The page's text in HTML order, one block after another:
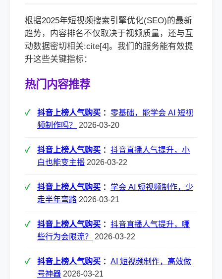
根据2025年短视频搜索引擎优化(SEO)的最新
趋势，内容排名不仅取决于视频质量，还与互
动数据密切相关:cite[4]。我们的服务能有效提
升这些关键指标：
热门内容推荐
抖音上榜人气购买 ： 零基础，能学会 AI 短视
频制作吗？
2026-03-20
抖音上榜人气购买 ： 抖音直播人气提升，小
白也能变主播 2026-03-22
抖音上榜人气购买 ： 学会 AI 短视频制作，少
走半年弯路 2026-03-21
抖音上榜人气购买 ： 抖音直播人气提升，哪
些行为会限流？
2026-03-22
抖音上榜人气购买 ： AI 短视频制作，高效做
号神器 2026-03-21